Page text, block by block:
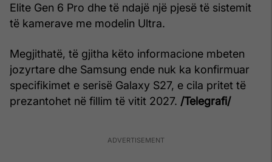
Elite Gen 6 Pro dhe të ndajë një pjesë të sistemit
të kamerave me modelin Ultra.
Megjithatë, të gjitha këto informacione mbeten
jozyrtare dhe Samsung ende nuk ka konfirmuar
specifikimet e serisë Galaxy S27, e cila pritet të
prezantohet në fillim të vitit 2027. /Telegrafi/